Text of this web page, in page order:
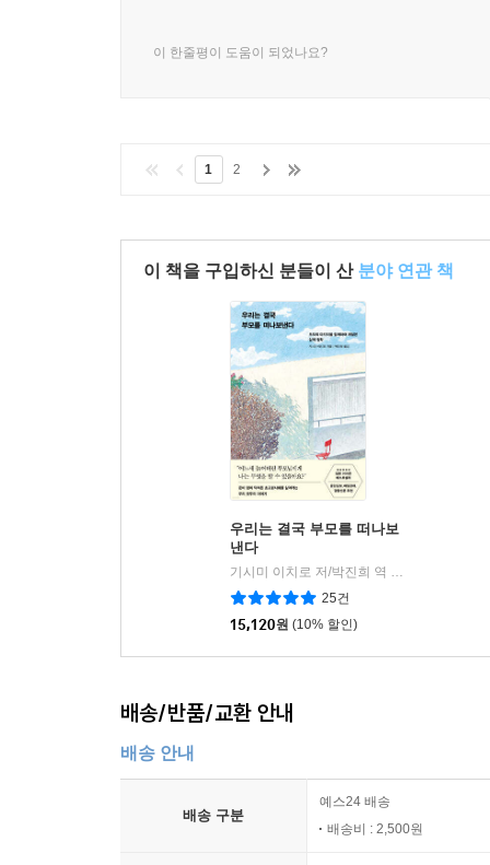
이 한줄평이 도움이 되었나요?
1 2
이 책을 구입하신 분들이 산 분야 연관 책
우리는 결국 부모를 떠나보
낸다
기시미 이치로 저/박진희 역 | 인플루엔셜
25건
15,120원 (10% 할인)
배송/반품/교환 안내
배송 안내
배송 구분
예스24 배송
배송비 : 2,500원